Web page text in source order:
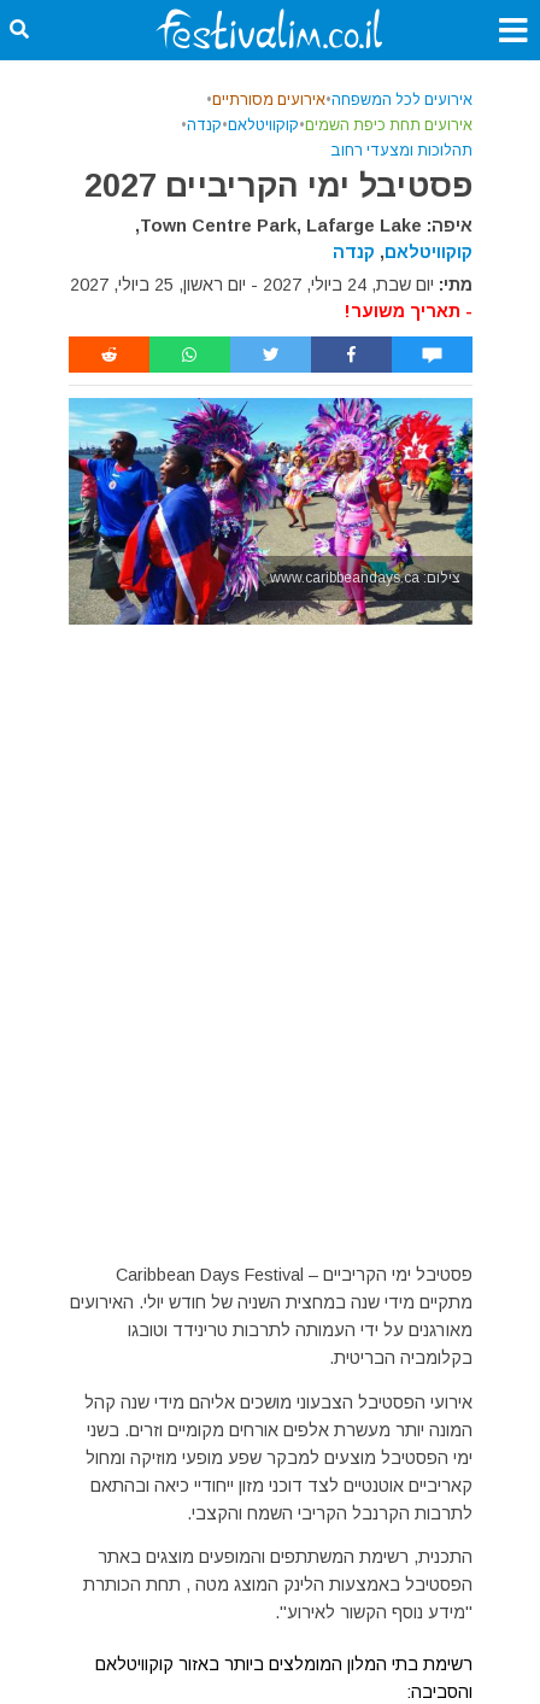
אירועים לכל המשפחה•אירועים מסורתיים•
אירועים תחת כיפת השמים•קוקוויטלאם•קנדה•
תהלוכות ומצעדי רחוב
פסטיבל ימי הקריביים 2027
איפה: Town Centre Park, Lafarge Lake,
קוקוויטלאם, קנדה
מתי: יום שבת, 24 ביולי, 2027 - יום ראשון, 25 ביולי, 2027
- תאריך משוער!
צילום: www.caribbeandays.ca
פסטיבל ימי הקריביים – Caribbean Days Festival
מתקיים מידי שנה במחצית השניה של חודש יולי. האירועים
מאורגנים על ידי העמותה לתרבות טרינידד וטובגו
בקלומביה הבריטית.
אירועי הפסטיבל הצבעוני מושכים אליהם מידי שנה קהל
המונה יותר מעשרת אלפים אורחים מקומיים וזרים. בשני
ימי הפסטיבל מוצעים למבקר שפע מופעי מוזיקה ומחול
קאריביים אוטנטיים לצד דוכני מזון ייחודיי כיאה ובהתאם
לתרבות הקרנבל הקריבי השמח והקצבי.
התכנית, רשימת המשתתפים והמופעים מוצגים באתר
הפסטיבל באמצעות הלינק המוצג מטה , תחת הכותרת
"מידע נוסף הקשור לאירוע".
רשימת בתי המלון המומלצים ביותר באזור קוקוויטלאם
והסביבה: